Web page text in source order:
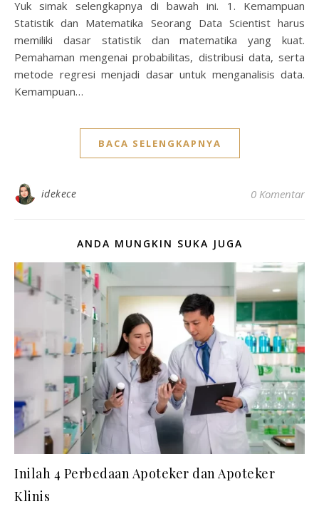
Yuk simak selengkapnya di bawah ini. 1. Kemampuan
Statistik dan Matematika Seorang Data Scientist harus
memiliki dasar statistik dan matematika yang kuat.
Pemahaman mengenai probabilitas, distribusi data, serta
metode regresi menjadi dasar untuk menganalisis data.
Kemampuan…
BACA SELENGKAPNYA
idekece 0 Komentar
ANDA MUNGKIN SUKA JUGA
Inilah 4 Perbedaan Apoteker dan Apoteker
Klinis